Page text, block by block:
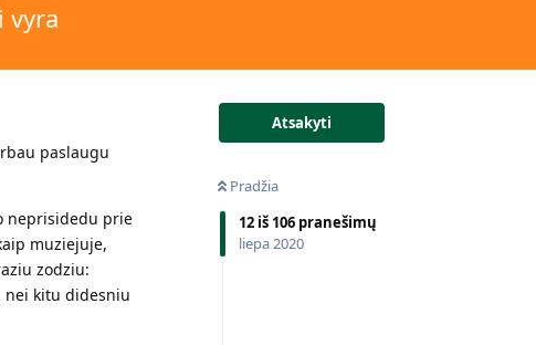
vyra
Atsakyti
Pradžia
12 iš 106 pranešimų
liepa 2020
paslaugu
neprisidedu prie
muziejuje,
zodziu:
nei kitu didesniu